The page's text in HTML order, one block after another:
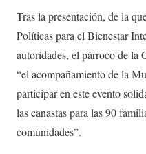
Tras la presentación, de la
Políticas para el Bienestar
autoridades, el párroco de la
“el acompañamiento de la
participar en este evento
las canastas para las 90
comunidades”.